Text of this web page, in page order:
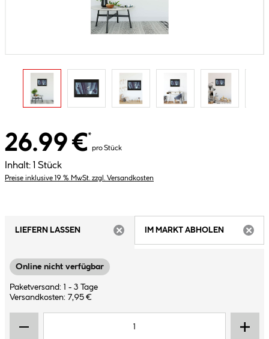
26.99 €*
pro Stück
Inhalt: 1 Stück
Preise inklusive 19 % MwSt. zzgl. Versandkosten
LIEFERN LASSEN
IM MARKT ABHOLEN
Online nicht verfügbar
Paketversand: 1 - 3 Tage
Versandkosten: 7,95 €